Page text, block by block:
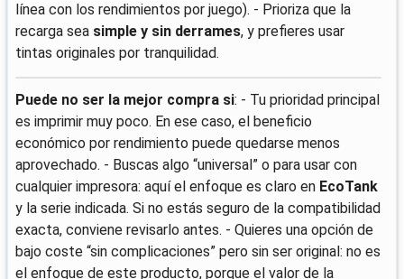
línea con los rendimientos por juego). - Prioriza que la
recarga sea simple y sin derrames, y prefieres usar
tintas originales por tranquilidad.
Puede no ser la mejor compra si: - Tu prioridad principal
es imprimir muy poco. En ese caso, el beneficio
económico por rendimiento puede quedarse menos
aprovechado. - Buscas algo “universal” o para usar con
cualquier impresora: aquí el enfoque es claro en EcoTank
y la serie indicada. Si no estás seguro de la compatibilidad
exacta, conviene revisarlo antes. - Quieres una opción de
bajo coste “sin complicaciones” pero sin ser original: no es
el enfoque de este producto, porque el valor de la